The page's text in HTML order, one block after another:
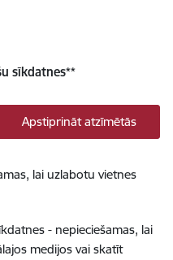
sīkdatnes**
Apstiprināt atzīmētās
lai uzlabotu vietnes
- nepieciešamas, lai
medijos vai skatīt